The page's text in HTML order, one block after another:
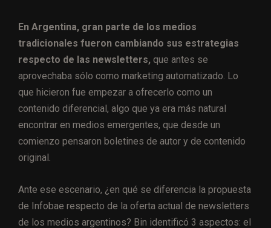
En Argentina, gran parte de los medios
tradicionales fueron cambiando sus estrategias
respecto de las newsletters, que antes se
aprovechaba sólo como marketing automatizado. Lo
que hicieron fue empezar a ofrecerlo como un
contenido diferencial, algo que ya era más natural
encontrar en medios emergentes, que desde un
comienzo pensaron boletines de autor y de contenido
original.
Ante ese escenario, ¿en qué se diferencia la propuesta
de Infobae respecto de la oferta actual de newsletters
de los medios argentinos? Bin identificó 3 aspectos: el